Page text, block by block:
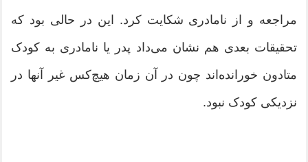
مراجعه و از نامادری شکایت کرد. این در حالی بود که
تحقیقات بعدی هم نشان می‌داد پدر یا نامادری به کودک
متادون خورانده‌اند چون در آن زمان هیچ‌کس غیر آنها در
نزدیکی کودک نبود.